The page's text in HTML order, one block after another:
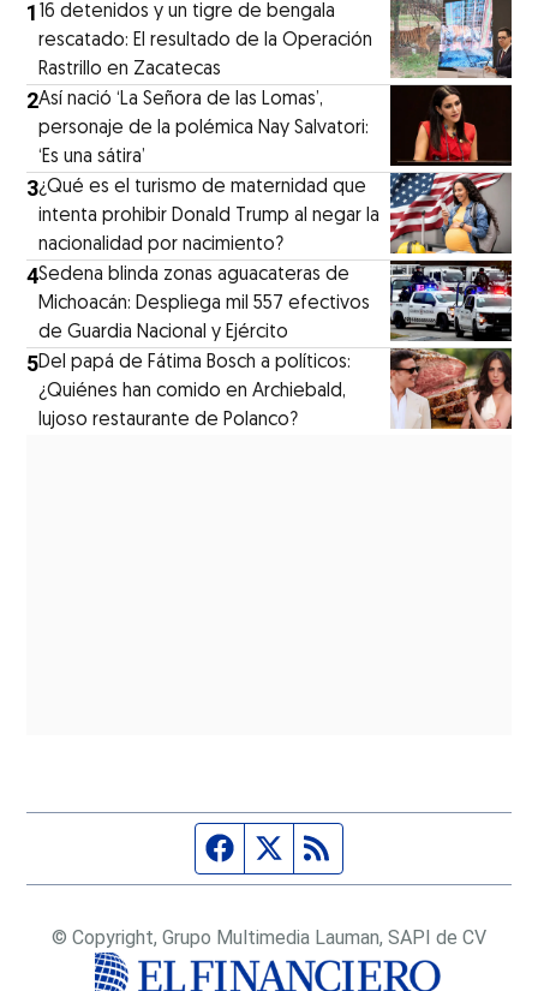
1 16 detenidos y un tigre de bengala
rescatado: El resultado de la Operación
Rastrillo en Zacatecas
2⁠Así nació ‘La Señora de las Lomas’,
personaje de la polémica Nay Salvatori:
‘Es una sátira’
3¿Qué es el turismo de maternidad que
intenta prohibir Donald Trump al negar la
nacionalidad por nacimiento?
4Sedena blinda zonas aguacateras de
Michoacán: Despliega mil 557 efectivos
de Guardia Nacional y Ejército
5⁠Del papá de Fátima Bosch a políticos:
¿Quiénes han comido en Archiebald,
lujoso restaurante de Polanco?
Página de Facebook
Fuente Twitter
© Copyright, Grupo Multimedia Lauman, SAPI de CV